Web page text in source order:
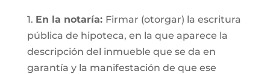
1. En la notaría: Firmar (otorgar) la escritura
pública de hipoteca, en la que aparece la
descripción del inmueble que se da en
garantía y la manifestación de que ese